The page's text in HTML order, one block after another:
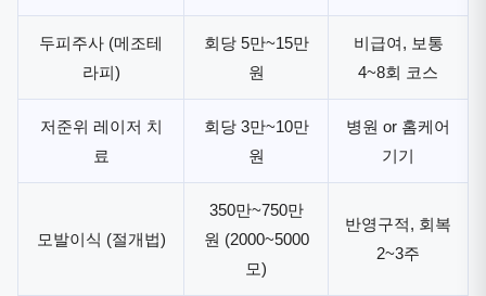
두피주사 (메조테
라피)
회당 5만~15만
원
비급여, 보통
4~8회 코스
저준위 레이저 치
료
회당 3만~10만
원
병원 or 홈케어
기기
모발이식 (절개법)
350만~750만
원 (2000~5000
모)
반영구적, 회복
2~3주